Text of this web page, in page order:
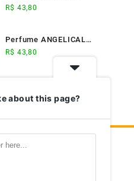
WOMAN (17ml) -
R$ 43,80
Perfume ANGELICAL
(17ml) - Ozonteck
R$ 43,80
about this page?